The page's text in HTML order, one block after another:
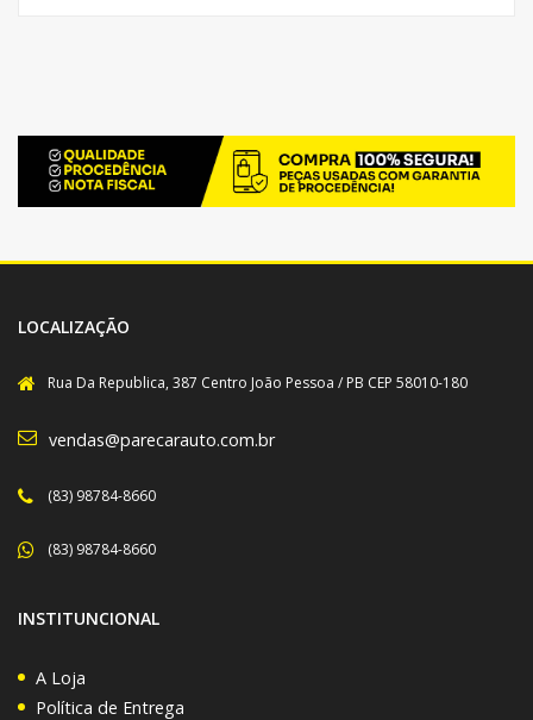
LOCALIZAÇÃO
Rua Da Republica, 387 Centro João Pessoa / PB CEP 58010-180
vendas@parecarauto.com.br
(83) 98784-8660
(83) 98784-8660
INSTITUNCIONAL
A Loja
Política de Entrega